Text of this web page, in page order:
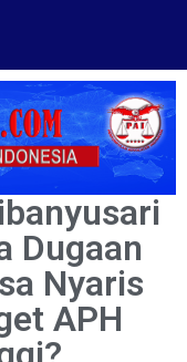
Dugaan
Nyaris
APH